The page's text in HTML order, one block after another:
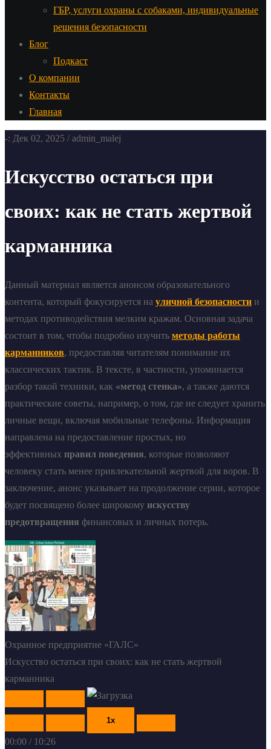
ГБР, услуги охраны с собаками, индивидуальные
решения безопасности
Блог
Подкаст
О компании
Контакты
Главная
-: Дек 02, 2025 / admin_malej
Искусство остаться при
своих: как не стать жертвой
карманника
Данный материал является анонсом образовательного
контента, который фокусируется на уличной безопасности и
методах противодействия мелким кражам. Основная задача
состоит в том, чтобы подробно изучить методы работы
карманников, предоставляя читателям понимание их
классических тактик. В тексте, в частности, упоминается
разбор такой техники, как «метод стенка», а также даются
практические советы, например, о том, где не следует хранить
личные вещи, включая мобильные телефоны. Информация
направлена на предоставление простых, но
эффективных правил поведения, которые позволяют
человеку стать менее привлекательной жертвой для воров. В
заключение, анонс указывает на продолжение серии, которое
будет посвящено более широкому искусству
предотвращения финансовых и личных потерь.
Охранное предприятие «ГАЛС»
Искусство остаться при своих: как не стать жертвой
карманника
1x
00:00 / 10:26